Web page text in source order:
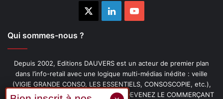
LinkedinYouTube
Qui sommes-nous ?
Depuis 2002, Editions DAUVERS est un acteur de premier plan
dans l’info-retail avec une logique multi-médias inédite : veille
(VIGIE GRANDE CONSO, LES ESSENTIELS, CONSOSCOPIE, etc.),
livres (PENSER-CLIENT, IMAGE-PRIX, DEVENEZ LE COMMERÇANT